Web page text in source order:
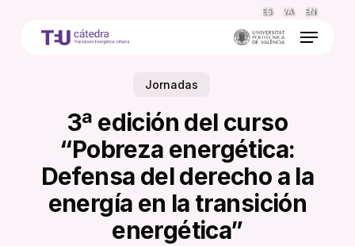
ES VA EN
Menu
Jornadas
3ª edición del curso
“Pobreza energética:
Defensa del derecho a la
energía en la transición
energética”